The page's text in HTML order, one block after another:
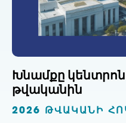
Խնամքը
թվականին
2026 ԹՎԱԿԱՆԻ